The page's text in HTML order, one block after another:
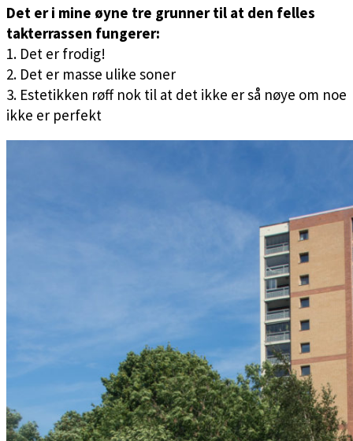
Det er i mine øyne tre grunner til at den felles
takterrassen fungerer:
1. Det er frodig!
2. Det er masse ulike soner
3. Estetikken røff nok til at det ikke er så nøye om noe
ikke er perfekt